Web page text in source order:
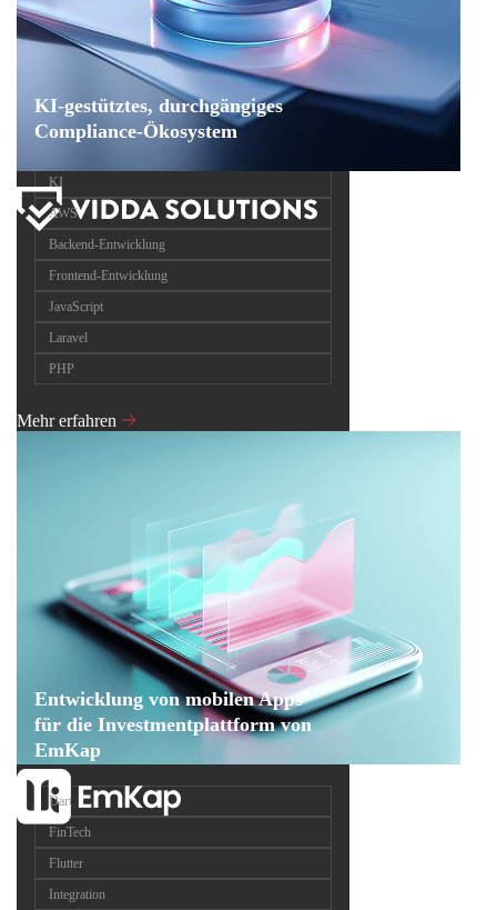
KI-gestütztes, durchgängiges
Compliance-Ökosystem
KI
AWS
Backend-Entwicklung
Frontend-Entwicklung
JavaScript
Laravel
PHP
Mehr erfahren
Entwicklung von mobilen Apps
für die Investmentplattform von
EmKap
Dart
FinTech
Flutter
Integration